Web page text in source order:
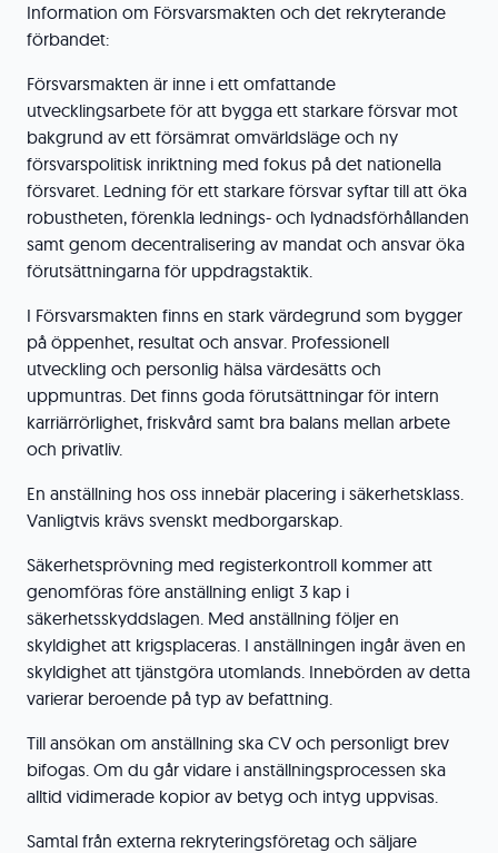
Information om Försvarsmakten och det rekryterande
förbandet:
Försvarsmakten är inne i ett omfattande
utvecklingsarbete för att bygga ett starkare försvar mot
bakgrund av ett försämrat omvärldsläge och ny
försvarspolitisk inriktning med fokus på det nationella
försvaret. Ledning för ett starkare försvar syftar till att öka
robustheten, förenkla lednings- och lydnadsförhållanden
samt genom decentralisering av mandat och ansvar öka
förutsättningarna för uppdragstaktik.
I Försvarsmakten finns en stark värdegrund som bygger
på öppenhet, resultat och ansvar. Professionell
utveckling och personlig hälsa värdesätts och
uppmuntras. Det finns goda förutsättningar för intern
karriärrörlighet, friskvård samt bra balans mellan arbete
och privatliv.
En anställning hos oss innebär placering i säkerhetsklass.
Vanligtvis krävs svenskt medborgarskap.
Säkerhetsprövning med registerkontroll kommer att
genomföras före anställning enligt 3 kap i
säkerhetsskyddslagen. Med anställning följer en
skyldighet att krigsplaceras. I anställningen ingår även en
skyldighet att tjänstgöra utomlands. Innebörden av detta
varierar beroende på typ av befattning.
Till ansökan om anställning ska CV och personligt brev
bifogas. Om du går vidare i anställningsprocessen ska
alltid vidimerade kopior av betyg och intyg uppvisas.
Samtal från externa rekryteringsföretag och säljare